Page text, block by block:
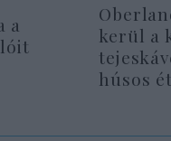
a
kerül a
húsos